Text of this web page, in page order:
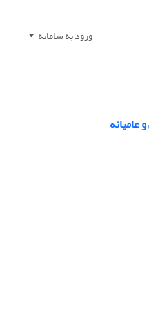
ورود به سامانه